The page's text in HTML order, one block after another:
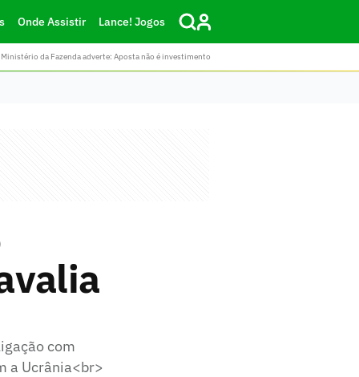
Onde Assistir Lance! Jogos
da Fazenda adverte: Aposta não é investimento
com
a Ucrânia<br>